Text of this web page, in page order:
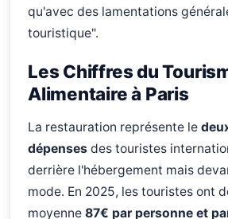
qu'avec des lamentations
touristique".
Les Chiffres du
Alimentaire à Paris
La restauration représente le
dépenses des touristes
derrière l'hébergement mais
mode. En 2025, les touristes ont
moyenne 87€ par personne et